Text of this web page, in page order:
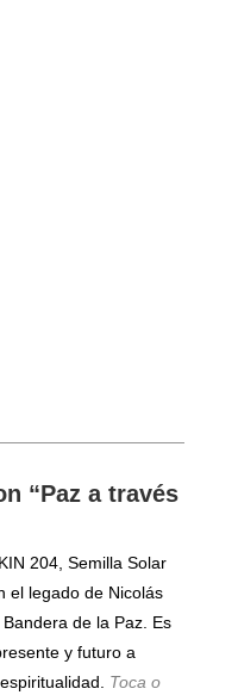
“Paz a través
204, Semilla Solar
el legado de Nicolás
de la Paz. Es
y futuro a
Toca o